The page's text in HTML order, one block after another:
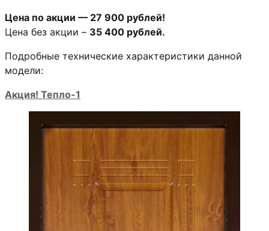
Цена по акции — 27 900 рублей!
Цена без акции – 35 400 рублей.
Подробные технические характеристики данной
модели:
Акция! Тепло-1